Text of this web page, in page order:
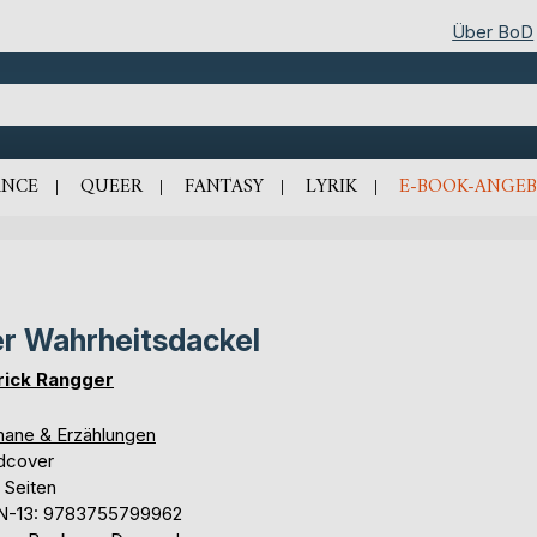
Über BoD
QUEER FANTASY LYRIK E-BOOK-
Wahrheitsdackel
Rangger
& Erzählungen
13: 9783755799962